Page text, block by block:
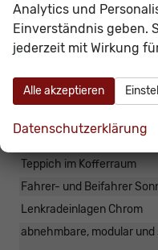
Carbondekor
Teppich im Kofferraum
Fahrer- und Beifahrer
Lenkradeinlagen Chrom
abnehmbare, modular
Analytics und
Einverständnis geben.
jederzeit mit Wirkung
Alle akzeptieren
Datenschutzerklärung